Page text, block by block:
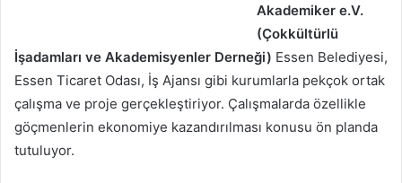
Akademiker e.V.
(Çokkültürlü
İşadamları ve Akademisyenler Derneği) Essen Belediyesi,
Essen Ticaret Odası, İş Ajansı gibi kurumlarla pekçok ortak
çalışma ve proje gerçekleştiriyor. Çalışmalarda özellikle
göçmenlerin ekonomiye kazandırılması konusu ön planda
tutuluyor.